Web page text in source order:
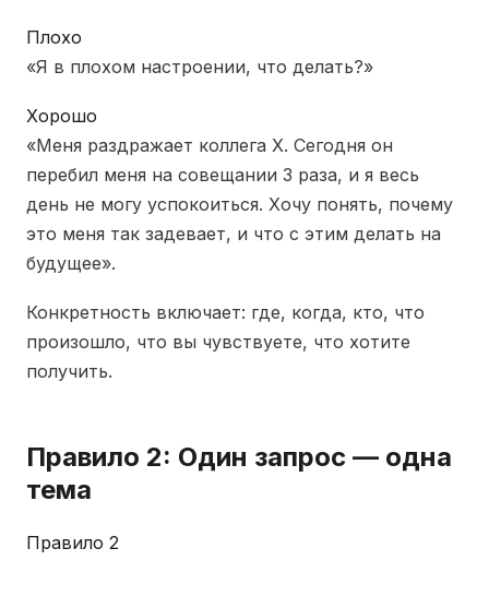
Плохо
«Я в плохом настроении, что делать?»
Хорошо
«Меня раздражает коллега Х. Сегодня он
перебил меня на совещании 3 раза, и я весь
день не могу успокоиться. Хочу понять, почему
это меня так задевает, и что с этим делать на
будущее».
Конкретность включает: где, когда, кто, что
произошло, что вы чувствуете, что хотите
получить.
Правило 2: Один запрос — одна
тема
Правило 2